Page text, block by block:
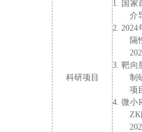
科研项目
1. 国家
介
2.2024
隔
2
3.靶向
制
项
4.微小